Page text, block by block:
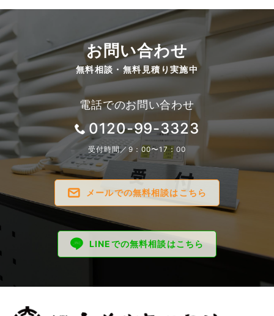
お問い合わせ
無料相談・無料見積り実施中
電話でのお問い合わせ
0120-99-3323
受付時間／9：00〜17：00
メールでの無料相談はこちら
LINEでの無料相談はこちら